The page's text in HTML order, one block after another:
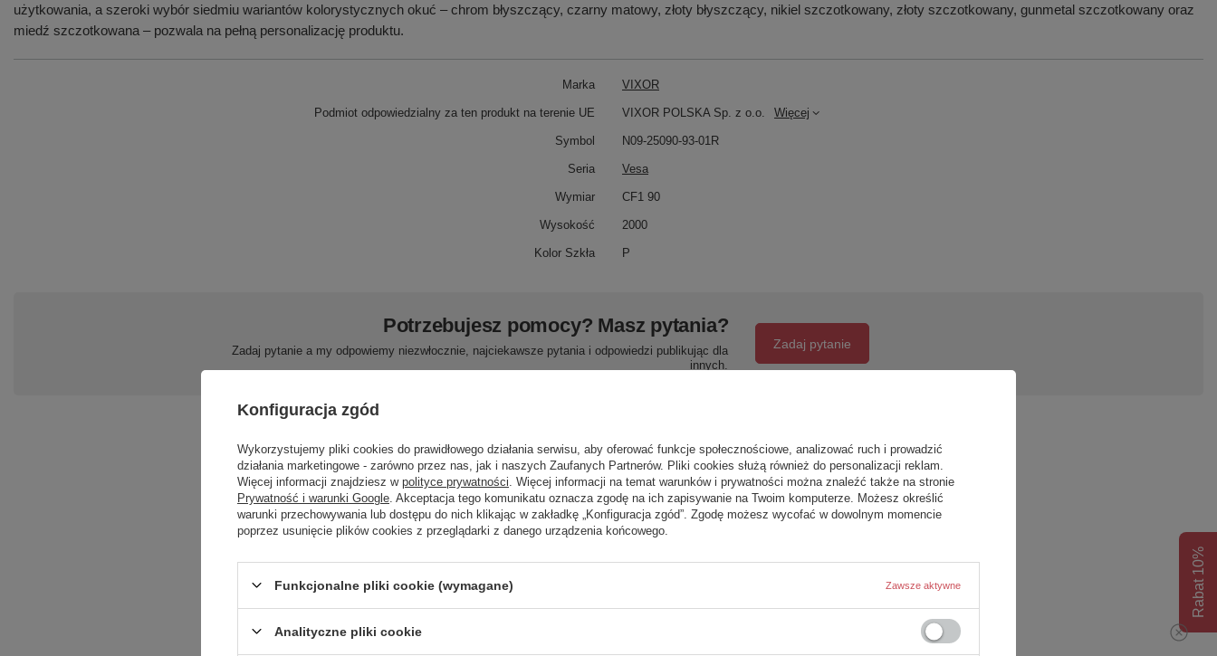
użytkowania, a szeroki wybór siedmiu wariantów kolorystycznych okuć – chrom błyszczący, czarny matowy, złoty błyszczący, nikiel szczotkowany, złoty szczotkowany, gunmetal szczotkowany oraz
miedź szczotkowana – pozwala na pełną personalizację produktu.
Marka VIXOR
Podmiot odpowiedzialny za ten produkt na terenie UE VIXOR POLSKA Sp. z o.o. Więcej
Symbol N09-25090-93-01R
Seria Vesa
Wymiar CF1 90
Wysokość 2000
Kolor Szkła P
Potrzebujesz pomocy? Masz pytania?
Zadaj pytanie a my odpowiemy niezwłocznie, najciekawsze pytania i odpowiedzi publikując dla
innych.
Zadaj pytanie
Napisz swoją opinię
Twoja ocena:
5/5
Treść twojej opinii Rabat 10%
Konfiguracja zgód
Wykorzystujemy pliki cookies do prawidłowego działania serwisu, aby oferować funkcje społecznościowe, analizować ruch i prowadzić
działania marketingowe - zarówno przez nas, jak i naszych Zaufanych Partnerów. Pliki cookies służą również do personalizacji reklam.
Więcej informacji znajdziesz w polityce prywatności . Więcej informacji na temat warunków i prywatności można znaleźć także na stronie
Prywatność i warunki Google . Akceptacja tego komunikatu oznacza zgodę na ich zapisywanie na Twoim komputerze. Możesz określić
warunki przechowywania lub dostępu do nich klikając w zakładkę „Konfiguracja zgód”. Zgodę możesz wycofać w dowolnym momencie
poprzez usunięcie plików cookies z przeglądarki z danego urządzenia końcowego.
Funkcjonalne pliki cookie (wymagane) Zawsze aktywne
Analityczne pliki cookie